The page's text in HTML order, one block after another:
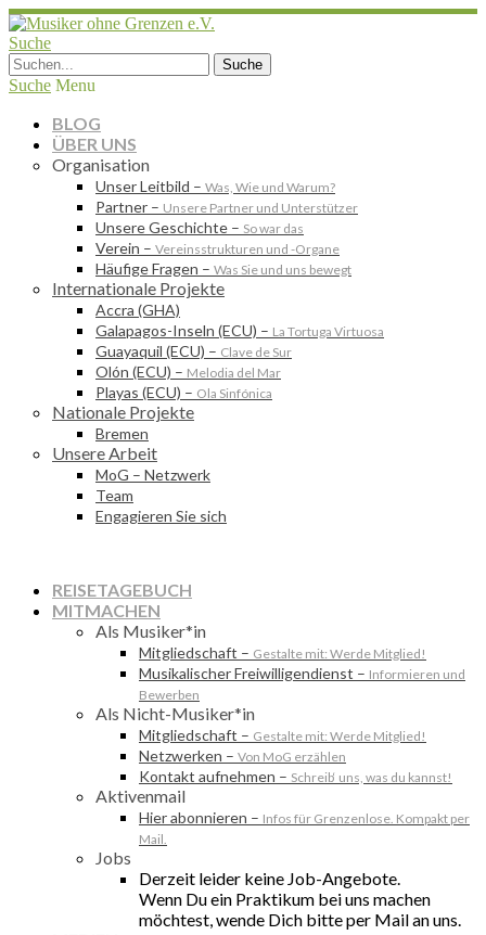
Suche
Suche Menu
BLOG
ÜBER UNS
Organisation
Unser Leitbild – Was, Wie und Warum?
Partner – Unsere Partner und Unterstützer
Unsere Geschichte – So war das
Verein – Vereinsstrukturen und -Organe
Häufige Fragen – Was Sie und uns bewegt
Internationale Projekte
Accra (GHA)
Galapagos-Inseln (ECU) – La Tortuga Virtuosa
Guayaquil (ECU) – Clave de Sur
Olón (ECU) – Melodia del Mar
Playas (ECU) – Ola Sinfónica
Nationale Projekte
Bremen
Unsere Arbeit
MoG – Netzwerk
Team
Engagieren Sie sich
REISETAGEBUCH
MITMACHEN
Als Musiker*in
Mitgliedschaft – Gestalte mit: Werde Mitglied!
Musikalischer Freiwilligendienst – Informieren und
Bewerben
Als Nicht-Musiker*in
Mitgliedschaft – Gestalte mit: Werde Mitglied!
Netzwerken – Von MoG erzählen
Kontakt aufnehmen – Schreib‘ uns, was du kannst!
Aktivenmail
Hier abonnieren – Infos für Grenzenlose. Kompakt per
Mail.
Jobs
Derzeit leider keine Job-Angebote.
Wenn Du ein Praktikum bei uns machen
möchtest, wende Dich bitte per Mail an uns.